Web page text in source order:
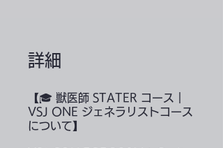
詳細
【🎓 獣医師 STATER コース｜
VSJ ONE ジェネラリストコース
について】